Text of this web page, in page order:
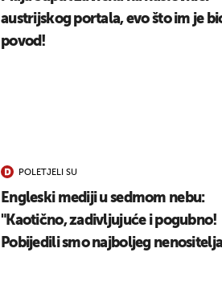
austrijskog portala, evo što im je
povod!
POLETJELI SU
Engleski mediji u sedmom nebu:
"Kaotično, zadivljujuće i pogubno!
Pobijedili smo najboljeg